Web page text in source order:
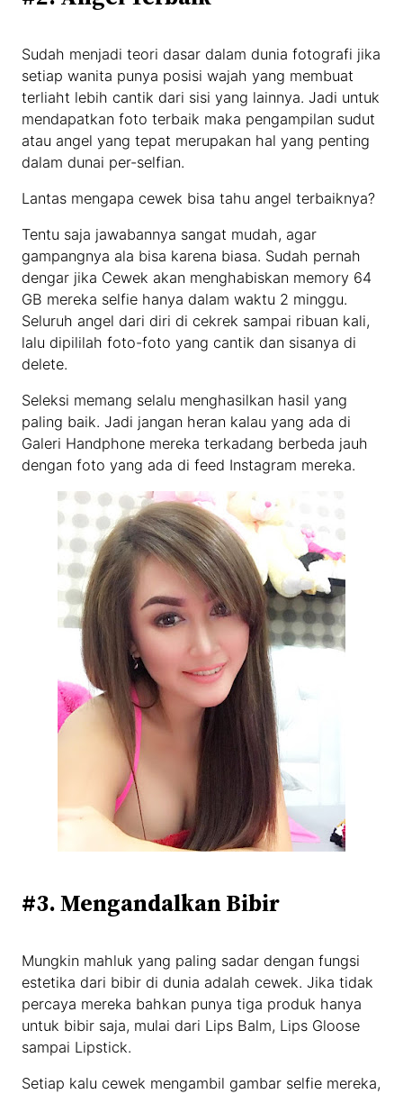
Sudah menjadi teori dasar dalam dunia fotografi jika
setiap wanita punya posisi wajah yang membuat
terliaht lebih cantik dari sisi yang lainnya. Jadi untuk
mendapatkan foto terbaik maka pengampilan sudut
atau angel yang tepat merupakan hal yang penting
dalam dunai per-selfian.
Lantas mengapa cewek bisa tahu angel terbaiknya?
Tentu saja jawabannya sangat mudah, agar
gampangnya ala bisa karena biasa. Sudah pernah
dengar jika Cewek akan menghabiskan memory 64
GB mereka selfie hanya dalam waktu 2 minggu.
Seluruh angel dari diri di cekrek sampai ribuan kali,
lalu dipililah foto-foto yang cantik dan sisanya di
delete.
Seleksi memang selalu menghasilkan hasil yang
paling baik. Jadi jangan heran kalau yang ada di
Galeri Handphone mereka terkadang berbeda jauh
dengan foto yang ada di feed Instagram mereka.
#3. Mengandalkan Bibir
Mungkin mahluk yang paling sadar dengan fungsi
estetika dari bibir di dunia adalah cewek. Jika tidak
percaya mereka bahkan punya tiga produk hanya
untuk bibir saja, mulai dari Lips Balm, Lips Gloose
sampai Lipstick.
Setiap kalu cewek mengambil gambar selfie mereka,